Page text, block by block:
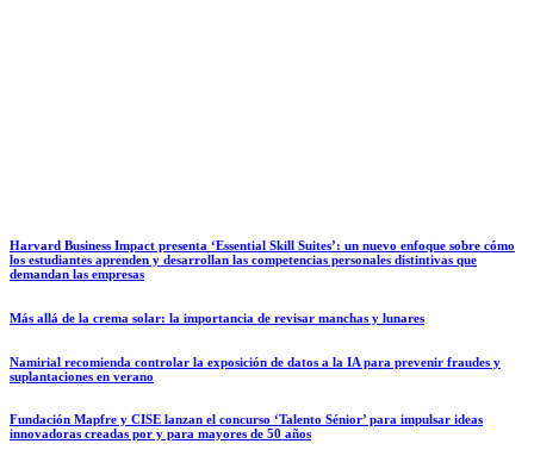
Harvard Business Impact presenta ‘Essential Skill Suites’: un nuevo enfoque sobre cómo
los estudiantes aprenden y desarrollan las competencias personales distintivas que
demandan las empresas
Más allá de la crema solar: la importancia de revisar manchas y lunares
Namirial recomienda controlar la exposición de datos a la IA para prevenir fraudes y
suplantaciones en verano
Fundación Mapfre y CISE lanzan el concurso ‘Talento Sénior’ para impulsar ideas
innovadoras creadas por y para mayores de 50 años